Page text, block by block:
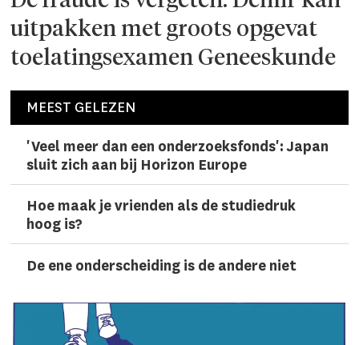
uitpakken met groots opgevat
toelatingsexamen Geneeskunde
MEEST GELEZEN
'Veel meer dan een onderzoeks­fonds': Japan
sluit zich aan bij Horizon Europe
Hoe maak je vrienden als de studiedruk
hoog is?
De ene onderscheiding is de andere niet